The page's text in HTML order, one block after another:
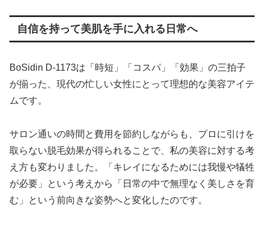
自信を持って美肌を手に入れる日常へ
BoSidin D-1173は「時短」「コスパ」「効果」の三拍子
が揃った、現代の忙しい女性にとって理想的な美容アイテ
ムです。
サロン通いの時間と費用を節約しながらも、プロに引けを
取らない脱毛効果が得られることで、私の美容に対する考
え方も変わりました。「キレイになるためには我慢や犠牲
が必要」という考えから「日常の中で無理なく美しさを育
む」という前向きな姿勢へと変化したのです。